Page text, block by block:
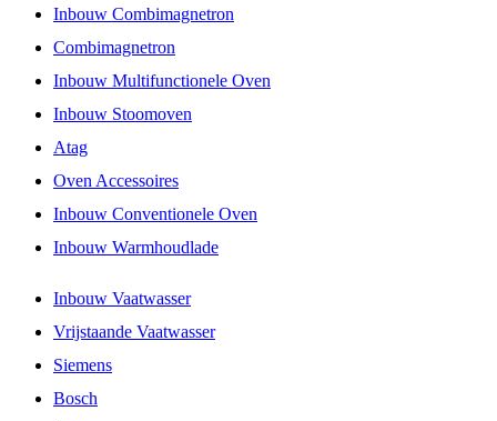
Inbouw Combimagnetron
Combimagnetron
Inbouw Multifunctionele Oven
Inbouw Stoomoven
Atag
Oven Accessoires
Inbouw Conventionele Oven
Inbouw Warmhoudlade
Inbouw Vaatwasser
Vrijstaande Vaatwasser
Siemens
Bosch